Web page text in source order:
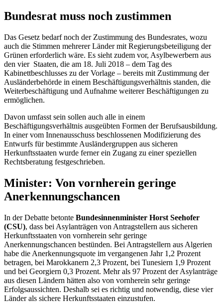
Bundesrat muss noch zustimmen
Das Gesetz bedarf noch der Zustimmung des Bundesrates, wozu
auch die Stimmen mehrerer Länder mit Regierungsbeteiligung der
Grünen erforderlich wäre. Es sieht zudem vor, Asylbewerbern aus
den vier Staaten, die am 18. Juli 2018 – dem Tag des
Kabinettbeschlusses zu der Vorlage – bereits mit Zustimmung der
Ausländerbehörde in einem Beschäftigungsverhältnis standen, die
Weiterbeschäftigung und Aufnahme weiterer Beschäftigungen zu
ermöglichen.
Davon umfasst sein sollen auch alle in einem
Beschäftigungsverhältnis ausgeübten Formen der Berufsausbildung.
In einer vom Innenausschuss beschlossenen Modifizierung des
Entwurfs für bestimmte Ausländergruppen aus sicheren
Herkunftsstaaten wurde ferner ein Zugang zu einer speziellen
Rechtsberatung festgeschrieben.
Minister: Von vornherein geringe
Anerkennungschancen
In der Debatte betonte Bundesinnenminister Horst Seehofer
(CSU), dass bei Asylanträgen von Antragstellern aus sicheren
Herkunftsstaaten von vornherein sehr geringe
Anerkennungschancen bestünden. Bei Antragstellern aus Algerien
habe die Anerkennungsquote im vergangenen Jahr 1,2 Prozent
betragen, bei Marokkanern 2,3 Prozent, bei Tunesiern 1,9 Prozent
und bei Georgiern 0,3 Prozent. Mehr als 97 Prozent der Asylanträge
aus diesen Ländern hätten also von vornherein sehr geringe
Erfolgsaussichten. Deshalb sei es richtig und notwendig, diese vier
Länder als sichere Herkunftsstaaten einzustufen.